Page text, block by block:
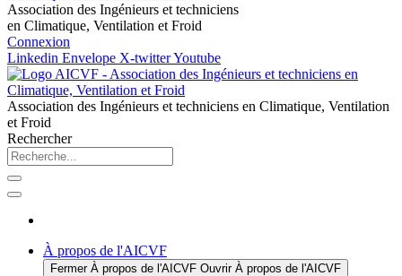
Association des Ingénieurs et techniciens
en Climatique, Ventilation et Froid
Connexion
Linkedin Envelope X-twitterYoutube
Association des Ingénieurs et techniciens en Climatique, Ventilation
et Froid
Rechercher
À propos de l'AICVF
Fermer À propos de l'AICVF Ouvrir À propos de l'AICVF